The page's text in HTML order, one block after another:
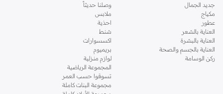
جديد الجمال
مكياج
عطور
العناية بالشعر
العناية بالبشرة
العناية بالجسم والصحة
ركن الوسامة
وصلنا حديثاً
ملابس
احذية
شنط
اكسسوارات
بريميوم
لوازم منزلية
المجموعة الرياضية
تسوقوا حسب العمر
مجموعة البنات كاملة